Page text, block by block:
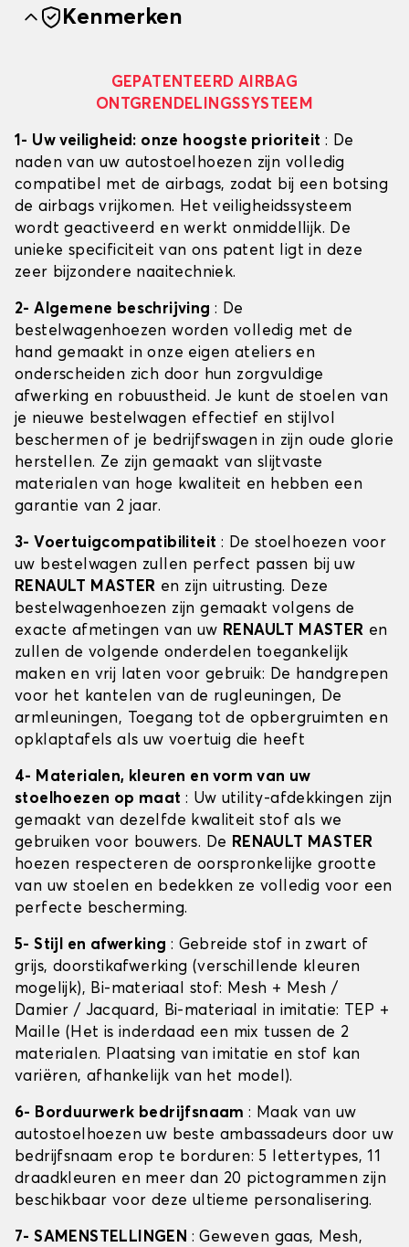
Kenmerken
GEPATENTEERD AIRBAG
ONTGRENDELINGSSYSTEEM
1- Uw veiligheid: onze hoogste prioriteit : De
naden van uw autostoelhoezen zijn volledig
compatibel met de airbags, zodat bij een botsing
de airbags vrijkomen. Het veiligheidssysteem
wordt geactiveerd en werkt onmiddellijk. De
unieke specificiteit van ons patent ligt in deze
zeer bijzondere naaitechniek.
2- Algemene beschrijving : De
bestelwagenhoezen worden volledig met de
hand gemaakt in onze eigen ateliers en
onderscheiden zich door hun zorgvuldige
afwerking en robuustheid. Je kunt de stoelen van
je nieuwe bestelwagen effectief en stijlvol
beschermen of je bedrijfswagen in zijn oude glorie
herstellen. Ze zijn gemaakt van slijtvaste
materialen van hoge kwaliteit en hebben een
garantie van 2 jaar.
3- Voertuigcompatibiliteit : De stoelhoezen voor
uw bestelwagen zullen perfect passen bij uw
RENAULT MASTER en zijn uitrusting. Deze
bestelwagenhoezen zijn gemaakt volgens de
exacte afmetingen van uw RENAULT MASTER en
zullen de volgende onderdelen toegankelijk
maken en vrij laten voor gebruik: De handgrepen
voor het kantelen van de rugleuningen, De
armleuningen, Toegang tot de opbergruimten en
opklaptafels als uw voertuig die heeft
4- Materialen, kleuren en vorm van uw
stoelhoezen op maat : Uw utility-afdekkingen zijn
gemaakt van dezelfde kwaliteit stof als we
gebruiken voor bouwers. De RENAULT MASTER
hoezen respecteren de oorspronkelijke grootte
van uw stoelen en bedekken ze volledig voor een
perfecte bescherming.
5- Stijl en afwerking : Gebreide stof in zwart of
grijs, doorstikafwerking (verschillende kleuren
mogelijk), Bi-materiaal stof: Mesh + Mesh /
Damier / Jacquard, Bi-materiaal in imitatie: TEP +
Maille (Het is inderdaad een mix tussen de 2
materialen. Plaatsing van imitatie en stof kan
variëren, afhankelijk van het model).
6- Borduurwerk bedrijfsnaam: Maak van uw
autostoelhoezen uw beste ambassadeurs door uw
bedrijfsnaam erop te borduren: 5 lettertypes, 11
draadkleuren en meer dan 20 pictogrammen zijn
beschikbaar voor deze ultieme personalisering.
7- SAMENSTELLINGEN : Geweven gaas, Mesh,